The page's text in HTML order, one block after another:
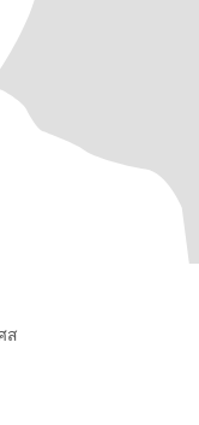
ส